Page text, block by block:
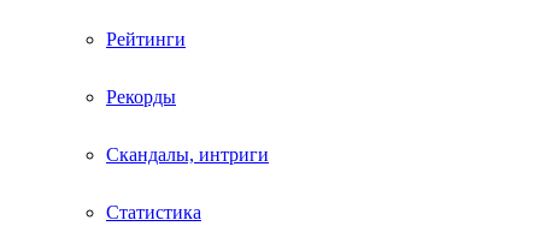
Рейтинги
Рекорды
Скандалы, интриги
Статистика